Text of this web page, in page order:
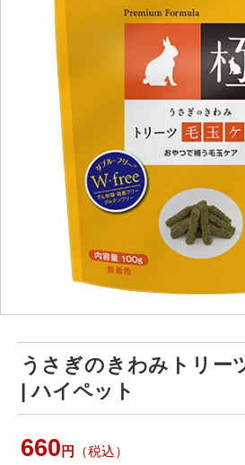
うさぎのきわみトリー
| ハイペット
660 円 （税込）